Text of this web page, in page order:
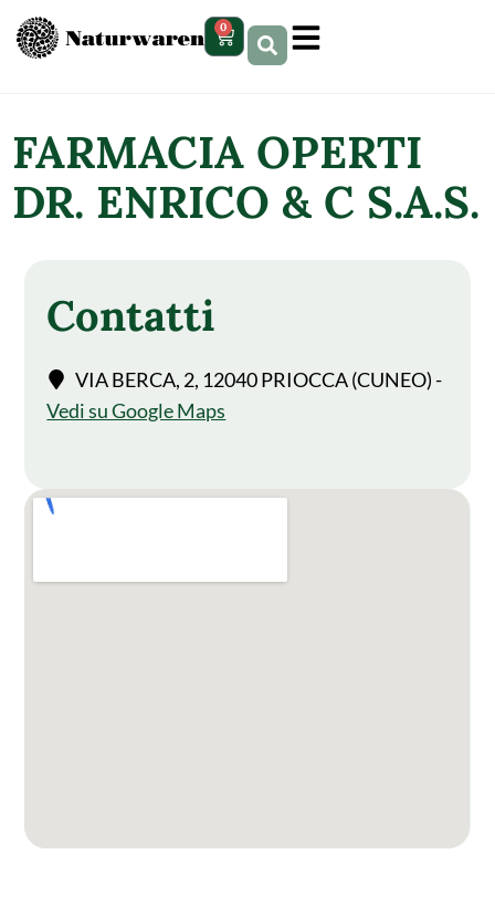
contenuto 0
FARMACIA OPERTI
DR. ENRICO & C S.A.S.
Contatti
VIA BERCA, 2, 12040 PRIOCCA (CUNEO) -
Vedi su Google Maps